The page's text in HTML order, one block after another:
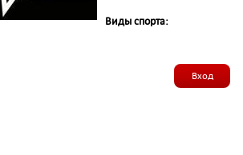
Виды спорта:
Вход